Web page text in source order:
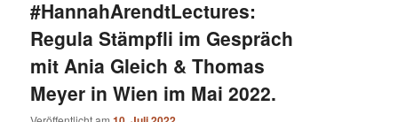
#HannahArendtLectures:
Regula Stämpfli im Gespräch
mit Ania Gleich & Thomas
Meyer in Wien im Mai 2022.